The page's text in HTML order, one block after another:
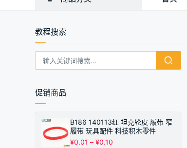
教程搜索
促销商品
B186 140113红 坦克轮皮 履带 窄
履带 玩具配件 科技积木零件
¥0.01 – ¥0.10